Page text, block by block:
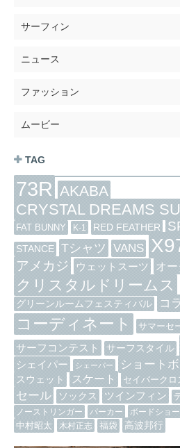
サーフィン
ニュース
ファッション
ムービー
TAG
73R AKABA
CRYSTAL DREAMS
FAT BUNNY K-1 RED FEATHER
STANCE Tシャツ VANS
アメカジ ウェットスーツ オ
クリスタルドリームス
グリーンルームフェスティバル コ
コーディネート サマーセ
サーフコンテスト サーフスタイル
シェイパー シェーパー ショート
スウェット スケート セイバークロ
セール ソックス ツインフィン
ノーストリンガー パーカー ボードショ
中村昭太 木村正志 福袋 高波邦行